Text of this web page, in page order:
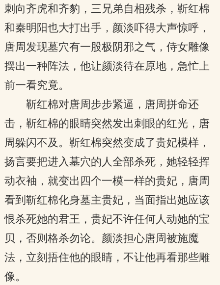
刺向齐虎和齐豹，三兄弟自相残杀，靳红棉
和秦明阳也大打出手，颜淡吓得大声惊呼，
唐周发现墓穴有一股极阴邪之气，侍女雕像
摆出一种阵法，他让颜淡待在原地，急忙上
前一看究竟。
靳红棉对唐周步步紧逼，唐周拼命还
击，靳红棉的眼睛突然发出刺眼的红光，唐
周躲闪不及。靳红棉突然变成了贵妃模样，
扬言要把进入墓穴的人全部杀死，她轻轻挥
动衣袖，就变出四个一模一样的贵妃，唐周
看到靳红棉化身墓主贵妃，当面指出她应该
恨杀死她的君王，贵妃不许任何人动她的宝
贝，否则格杀勿论。颜淡担心唐周被施魔
法，立刻捂住他的眼睛，不让他再看那些雕
像。